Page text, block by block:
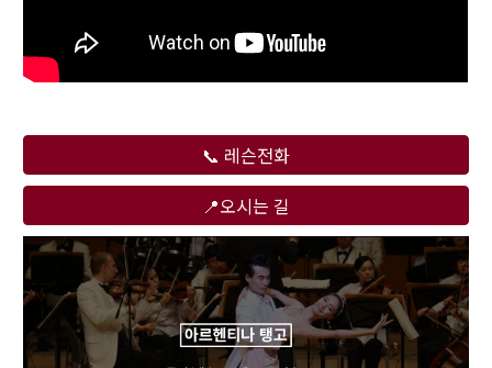
📞 레슨전화
📍오시는 길